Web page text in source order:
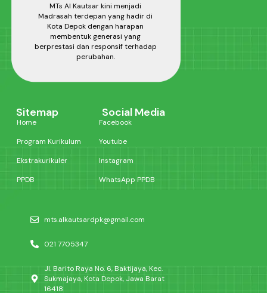
MTs Al Kautsar kini menjadi
Madrasah terdepan yang hadir di
Kota Depok dengan harapan
membentuk generasi yang
berprestasi dan responsif terhadap
perubahan.
Sitemap
Home
Program Kurikulum
Ekstrakurikuler
PPDB
Social Media
Facebook
Youtube
Instagram
WhatsApp PPDB
mts.alkautsardpk@gmail.com
021 7705347
Jl. Barito Raya No. 6, Baktijaya, Kec.
Sukmajaya, Kota Depok, Jawa Barat
16418